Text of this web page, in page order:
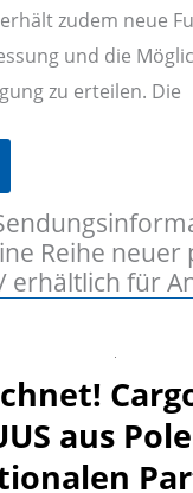
zudem neue
und die
zu erteilen. Die
Reihe neuer
erhältlich für
aus